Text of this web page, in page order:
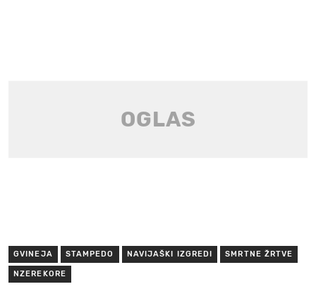
GVINEJA STAMPEDO NAVIJAŠKI IZGREDI SMRTNE ŽRTVE
NZEREKORE